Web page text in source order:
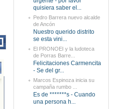
quisiera saber el...
Pedro Barrera nuevo alcalde
de Ancón
Nuestro querido distrito
se esta vini...
El PRONOEI y la ludoteca
de Porras Barre...
Felicitaciones Carmencita
- Se del gr...
Marcos Espinoza inicia su
campaña rumbo ...
Es de *******s - Cuando
una persona h...